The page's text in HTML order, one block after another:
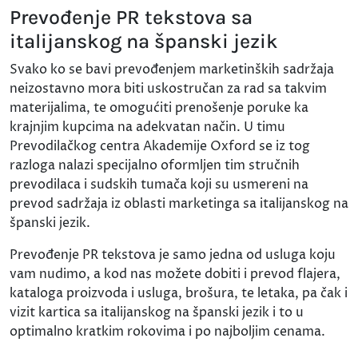
Prevođenje PR tekstova sa
italijanskog na španski jezik
Svako ko se bavi prevođenjem marketinških sadržaja
neizostavno mora biti uskostručan za rad sa takvim
materijalima, te omogućiti prenošenje poruke ka
krajnjim kupcima na adekvatan način. U timu
Prevodilačkog centra Akademije Oxford se iz tog
razloga nalazi specijalno oformljen tim stručnih
prevodilaca i sudskih tumača koji su usmereni na
prevod sadržaja iz oblasti marketinga sa italijanskog na
španski jezik.
Prevođenje PR tekstova je samo jedna od usluga koju
vam nudimo, a kod nas možete dobiti i prevod flajera,
kataloga proizvoda i usluga, brošura, te letaka, pa čak i
vizit kartica sa italijanskog na španski jezik i to u
optimalno kratkim rokovima i po najboljim cenama.